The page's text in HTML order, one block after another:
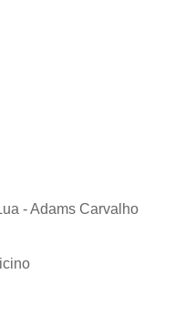
- Adams Carvalho